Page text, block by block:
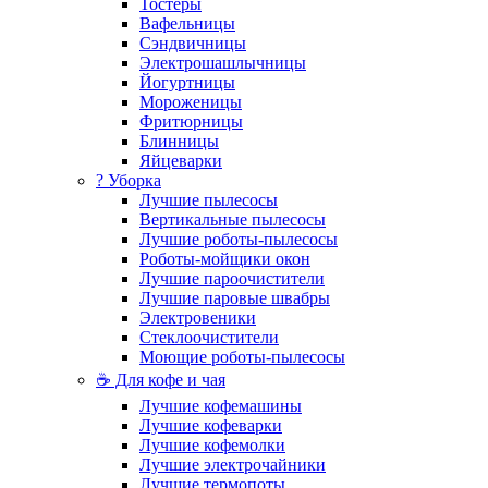
Вафельницы
Сэндвичницы
Электрошашлычницы
Йогуртницы
Мороженицы
Фритюрницы
Блинницы
Яйцеварки
? Уборка
Лучшие пылесосы
Вертикальные пылесосы
Лучшие роботы-пылесосы
Роботы-мойщики окон
Лучшие пароочистители
Лучшие паровые швабры
Электровеники
Стеклоочистители
Моющие роботы-пылесосы
☕ Для кофе и чая
Лучшие кофемашины
Лучшие кофеварки
Лучшие кофемолки
Лучшие электрочайники
Лучшие термопоты